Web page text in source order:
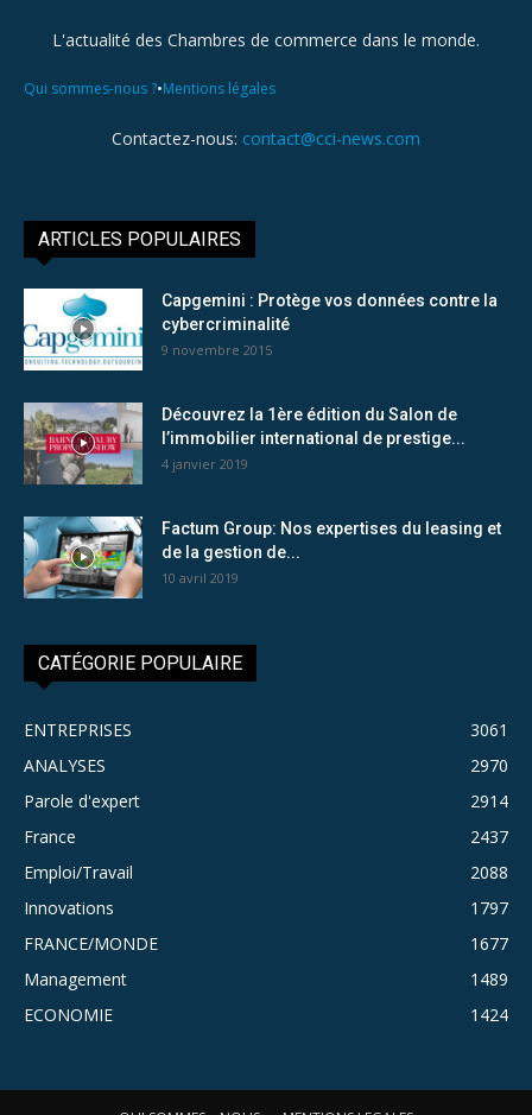
L'actualité des Chambres de commerce dans le monde.
Qui sommes-nous ?•Mentions légales
Contactez-nous: contact@cci-news.com
ARTICLES POPULAIRES
Capgemini : Protège vos données contre la
cybercriminalité
9 novembre 2015
Découvrez la 1ère édition du Salon de
l’immobilier international de prestige...
4 janvier 2019
Factum Group: Nos expertises du leasing et
de la gestion de...
10 avril 2019
CATÉGORIE POPULAIRE
ENTREPRISES
3061
ANALYSES
2970
Parole d'expert
2914
France
2437
Emploi/Travail
2088
Innovations
1797
FRANCE/MONDE
1677
Management
1489
ECONOMIE
1424